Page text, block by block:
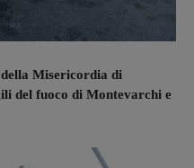
Misericordia di
del fuoco di Montevarchi e